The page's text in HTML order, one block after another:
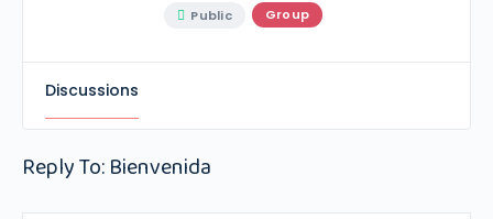
Public Group
Discussions
Reply To: Bienvenida